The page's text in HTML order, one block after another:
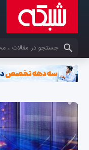
کلمات کلیدی خود را